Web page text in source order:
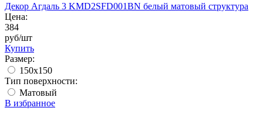
Декор Агдаль 3 KMD2SFD001BN белый матовый структура
Цена:
384
руб/шт
Купить
Размер:
150x150
Тип поверхности:
Матовый
В избранное